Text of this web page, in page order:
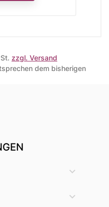
zzgl. Versand
dem bisherigen

